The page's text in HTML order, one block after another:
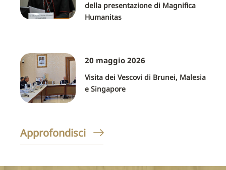
della presentazione di Magnifica
Humanitas
20 maggio 2026
Visita dei Vescovi di Brunei, Malesia
e Singapore
Approfondisci